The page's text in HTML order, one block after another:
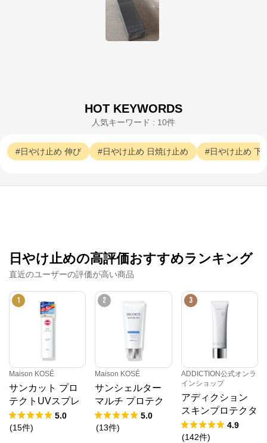
HOT KEYWORDS
人気キーワード : 10件
日やけ止め 伸び 日やけ止め 日焼け止め 日やけ止め 下
日やけ止めの高評価おすすめランキング
直近のユーザーの評価が高い商品
1
Maison KOSÉ
サンカット プロ
テクトUVスプレ
ー 300g KINGサ
イズ
5.0
(15件)
2
Maison KOSÉ
サンシェルター
マルチ プロテク
ション エクスト
リーム コンフォ
5.0
(13件)
3
ADDICTION公式オンラ
インショップ
アディクション
スキンプロテクタ
ー SPF 50+ PA+
+++（ラージサイ
4.9
(142件)
公式ECサイト
※外部サイトが開きます